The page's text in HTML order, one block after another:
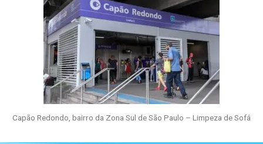
Capão Redondo, bairro da Zona Sul de São Paulo – Limpeza de Sofá